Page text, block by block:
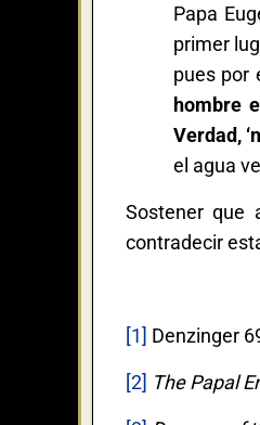
Papa
primer
pues por
hombre
Verdad,
el agua
Sostener que
contradecir
[1] Denzinger
[2] The Papal